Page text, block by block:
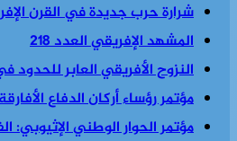
شرارة حرب جديدة في القرن
المشهد الإفريقي العدد 218
النزوح الأفريقي العابر للحدود في ظل حراك 30
مؤتمر رؤساء أركان الدفاع الأفارقة 2026 من التعاون الأمني إلى السياسة الأمنية
مؤتمر الحوار الوطني الإثيوبي: